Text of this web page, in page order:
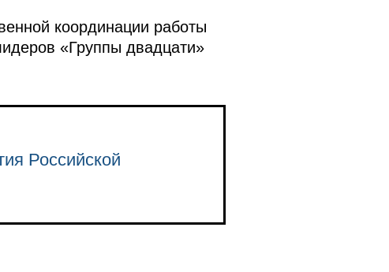
координации работы
«Группы двадцати»
Российской